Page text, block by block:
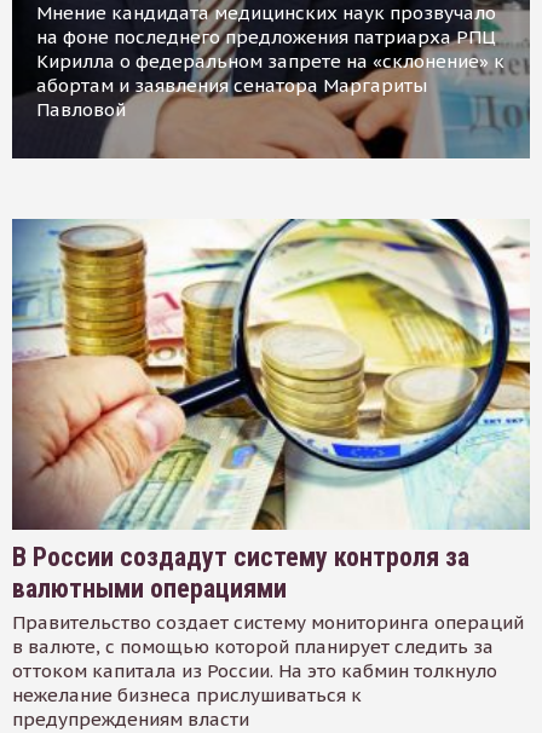
Мнение кандидата медицинских наук прозвучало
на фоне последнего предложения патриарха РПЦ
Кирилла о федеральном запрете на «склонение» к
абортам и заявления сенатора Маргариты
Павловой
В России создадут систему контроля за
валютными операциями
Правительство создает систему мониторинга операций
в валюте, с помощью которой планирует следить за
оттоком капитала из России. На это кабмин толкнуло
нежелание бизнеса прислушиваться к
предупреждениям власти